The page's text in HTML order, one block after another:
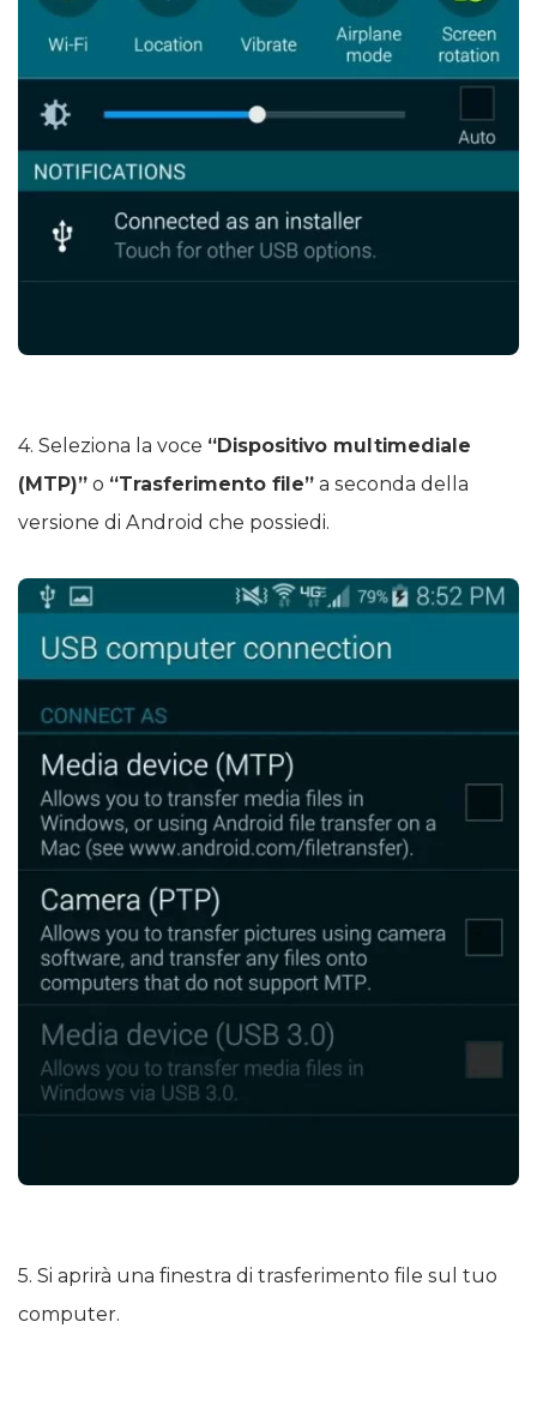
4. Seleziona la voce “Dispositivo multimediale
(MTP)” o “Trasferimento file” a seconda della
versione di Android che possiedi.
5. Si aprirà una finestra di trasferimento file sul tuo
computer.